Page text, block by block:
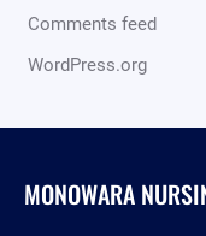
Comments feed
WordPress.org
MONOWARA